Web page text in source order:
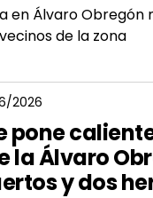
en Álvaro Obregón
de la zona
2026
pone
la Álvaro
y dos